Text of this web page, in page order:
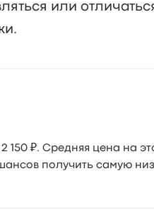
или
₽. Средняя цена на
получить самую